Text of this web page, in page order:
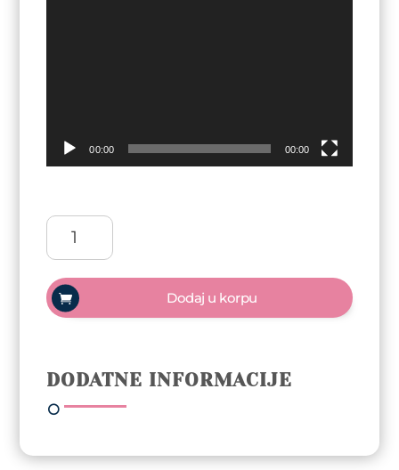
00:00 00:00
Ekstenzije
tape-
in
5g
-
50cm
60
Dodaj u korpu
DODATNE INFORMACIJE